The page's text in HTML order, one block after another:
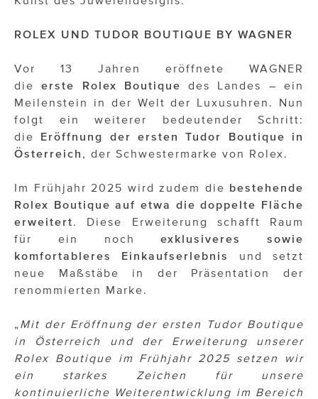
ROLEX UND TUDOR BOUTIQUE BY WAGNER
Vor 13 Jahren eröffnete WAGNER
dieerste Rolex Boutique
des Landes – ein
Meilenstein in der Welt der Luxusuhren. Nun
folgt ein weiterer bedeutender Schritt:
die Eröffnung der ersten Tudor Boutique in
Österreich , der Schwestermarke von Rolex.
Im Frühjahr 2025 wird zudem die bestehende
Rolex Boutique auf etwa die doppelte Fläche
erweitert. Diese Erweiterung schafft Raum
für ein nochexklusiveres sowie
komfortableres Einkaufserlebnis
und setzt
neue Maßstäbe in der Präsentation der
renommierten Marke.
„ Mit der Eröffnung der ersten Tudor Boutique
in Österreich und der Erweiterung unserer
Rolex Boutique im Frühjahr 2025 setzen wir
ein starkes Zeichen für unsere
kontinuierliche Weiterentwicklung im Bereich